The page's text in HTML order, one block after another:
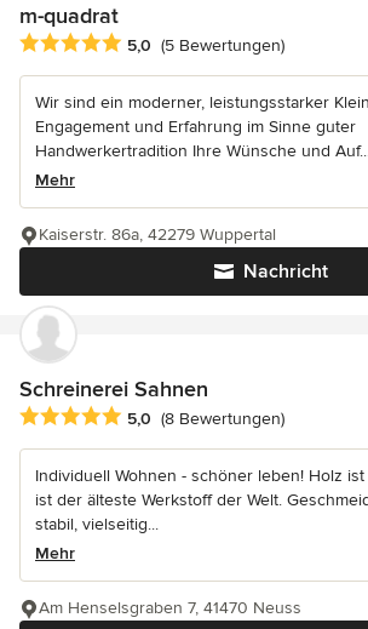
m-quadrat
Durchschnittliche Bewertung: 5 von 5
5,0 (5 Bewertungen)
Wir sind ein moderner, leistungsstarker
Engagement und Erfahrung im Sinne guter
Handwerkertradition Ihre Wünsche und
Mehr
Nachricht
Kaiserstr. 86a, 42279 Wuppertal
Schreinerei Sahnen
Durchschnittliche Bewertung: 5 von 5
5,0 (8 Bewertungen)
Individuell Wohnen - schöner leben! Holz
ist der älteste Werkstoff der Welt.
stabil, vielseitig...
Mehr
Am Henselsgraben 7, 41470 Neuss